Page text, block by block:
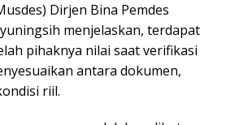
Dirjen Bina Pemdes
menjelaskan, terdapat
pihaknya nilai saat verifikasi
antara dokumen,
riil.